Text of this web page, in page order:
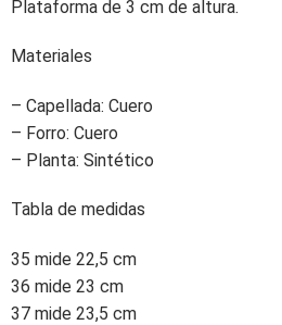
Plataforma de 3 cm de altura.
Materiales
– Capellada: Cuero
– Forro: Cuero
– Planta: Sintético
Tabla de medidas
35 mide 22,5 cm
36 mide 23 cm
37 mide 23,5 cm